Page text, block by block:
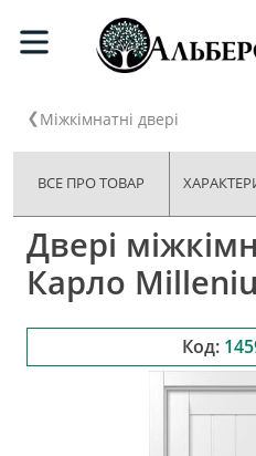
Міжкімнатні двері
ВСЕ ПРО ТОВАР
Двері
Карло
Код: